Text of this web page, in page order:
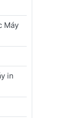
Máy
in